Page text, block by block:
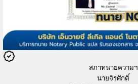
สภาทนายความฯ
นายจิรศักดิ์